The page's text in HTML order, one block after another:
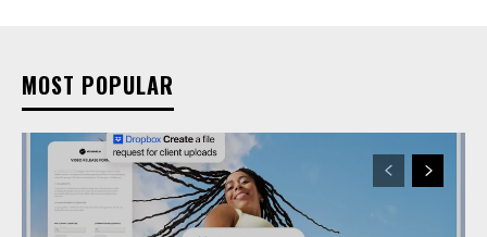
MOST POPULAR